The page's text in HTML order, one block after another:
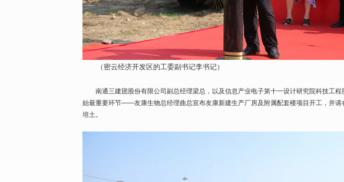
（密云经济开发区的工委副书记李书记）
南通三建团股份有限公司副总经理梁总，以及信息产业电子第十一设计研究院科技工
始最重要环节——友康生物总经理曲总宣布友康新建生产厂房及附属配套楼项目开工，并
培土。